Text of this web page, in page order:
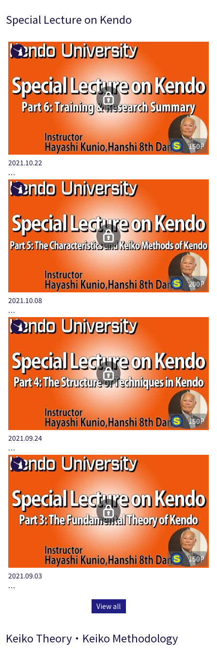
Special Lecture on Kendo
150P
2021.10.22
…
200P
2021.10.08
…
150P
2021.09.24
…
150P
2021.09.03
…
View all
Keiko Theory・Keiko Methodology